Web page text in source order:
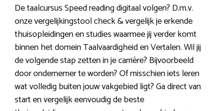
De taalcursus Speed reading digitaal volgen? D.m.v.
onze vergelijkingstool check & vergelijk je erkende
thuisopleidingen en studies waarmee jij verder komt
binnen het domein Taalvaardigheid en Vertalen. Wil jij
de volgende stap zetten in je carrière? Bijvoorbeeld
door ondernemer te worden? Of misschien iets leren
wat volledig buiten jouw vakgebied ligt? Ga direct van
start en vergelijk eenvoudig de beste